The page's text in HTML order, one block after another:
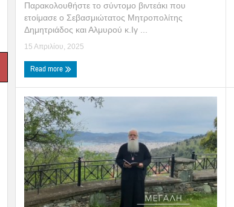
Παρακολουθήστε το σύντομο βιντεάκι που
ετοίμασε ο Σεβασμιώτατος Μητροπολίτης
Δημητριάδος και Αλμυρού κ.Ιγ ...
15 Απριλίου, 2025
Read more